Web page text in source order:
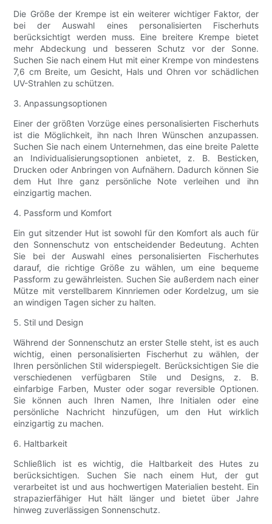
Die Größe der Krempe ist ein weiterer wichtiger Faktor, der
bei der Auswahl eines personalisierten Fischerhuts
berücksichtigt werden muss. Eine breitere Krempe bietet
mehr Abdeckung und besseren Schutz vor der Sonne.
Suchen Sie nach einem Hut mit einer Krempe von mindestens
7,6 cm Breite, um Gesicht, Hals und Ohren vor schädlichen
UV-Strahlen zu schützen.
3. Anpassungsoptionen
Einer der größten Vorzüge eines personalisierten Fischerhuts
ist die Möglichkeit, ihn nach Ihren Wünschen anzupassen.
Suchen Sie nach einem Unternehmen, das eine breite Palette
an Individualisierungsoptionen anbietet, z. B. Besticken,
Drucken oder Anbringen von Aufnähern. Dadurch können Sie
dem Hut Ihre ganz persönliche Note verleihen und ihn
einzigartig machen.
4. Passform und Komfort
Ein gut sitzender Hut ist sowohl für den Komfort als auch für
den Sonnenschutz von entscheidender Bedeutung. Achten
Sie bei der Auswahl eines personalisierten Fischerhutes
darauf, die richtige Größe zu wählen, um eine bequeme
Passform zu gewährleisten. Suchen Sie außerdem nach einer
Mütze mit verstellbarem Kinnriemen oder Kordelzug, um sie
an windigen Tagen sicher zu halten.
5. Stil und Design
Während der Sonnenschutz an erster Stelle steht, ist es auch
wichtig, einen personalisierten Fischerhut zu wählen, der
Ihren persönlichen Stil widerspiegelt. Berücksichtigen Sie die
verschiedenen verfügbaren Stile und Designs, z. B.
einfarbige Farben, Muster oder sogar reversible Optionen.
Sie können auch Ihren Namen, Ihre Initialen oder eine
persönliche Nachricht hinzufügen, um den Hut wirklich
einzigartig zu machen.
6. Haltbarkeit
Schließlich ist es wichtig, die Haltbarkeit des Hutes zu
berücksichtigen. Suchen Sie nach einem Hut, der gut
verarbeitet ist und aus hochwertigen Materialien besteht. Ein
strapazierfähiger Hut hält länger und bietet über Jahre
hinweg zuverlässigen Sonnenschutz.